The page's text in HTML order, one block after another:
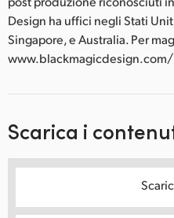
Design ha uffici negli Stati
Singapore, e Australia. Per
Scarica i